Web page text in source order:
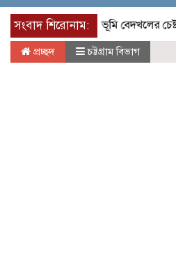
সংবাদ শিরোনাম:
নিষেধাজ্ঞা ভূমি বেদখলের চেষ্টা
প্রচ্ছদ চট্টগ্রাম বিভাগ